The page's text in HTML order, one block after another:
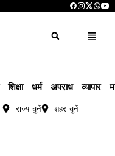
शिक्षा धर्म अपराध व्यापार
राज्य चुनें शहर चुनें